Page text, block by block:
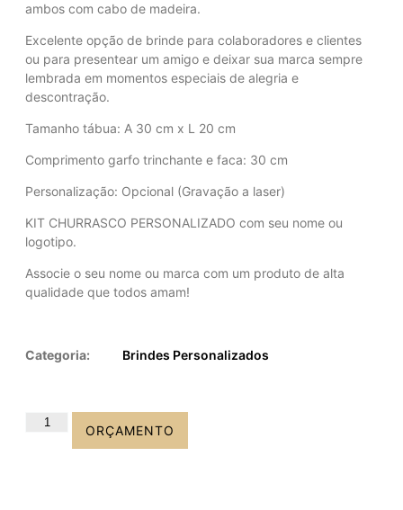
ambos com cabo de madeira.
Excelente opção de brinde para colaboradores e clientes
ou para presentear um amigo e deixar sua marca sempre
lembrada em momentos especiais de alegria e
descontração.
Tamanho tábua: A 30 cm x L 20 cm
Comprimento garfo trinchante e faca: 30 cm
Personalização: Opcional (Gravação a laser)
KIT CHURRASCO PERSONALIZADO com seu nome ou
logotipo.
Associe o seu nome ou marca com um produto de alta
qualidade que todos amam!
Categoria: Brindes Personalizados
ORÇAMENTO